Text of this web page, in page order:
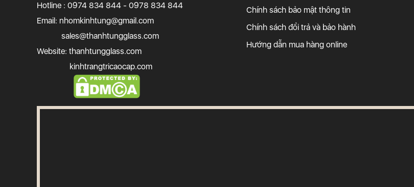
Hotline : 0974 834 844 - 0978 834 844
Email: nhomkinhtung@gmail.com
sales@thanhtungglass.com
Website: thanhtungglass.com
kinhtrangtricaocap.com
Chính sách bảo mật thông tin
Chính sách đổi trả và bảo hành
Hướng dẫn mua hàng online